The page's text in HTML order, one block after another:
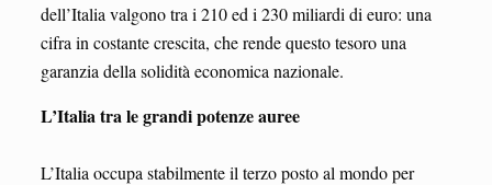
dell’Italia valgono tra i 210 ed i 230 miliardi di euro: una
cifra in costante crescita, che rende questo tesoro una
garanzia della solidità economica nazionale.
L’Italia tra le grandi potenze auree
L’Italia occupa stabilmente il terzo posto al mondo per